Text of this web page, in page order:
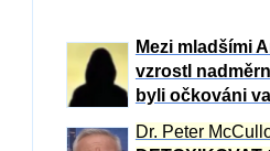
Mezi mladšími
vzrostl
byli očkováni
Dr. Peter